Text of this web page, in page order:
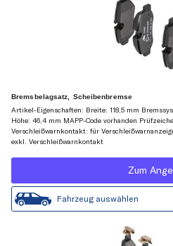
Bremsbelagsatz, Scheibenbremse
Artikel-Eigenschaften: Breite: 118,5 mm
Höhe: 46,4 mm MAPP-Code vorhanden
Verschleißwarnkontakt: für
exkl. Verschleißwarnkontakt
Zum
Fahrzeug auswählen